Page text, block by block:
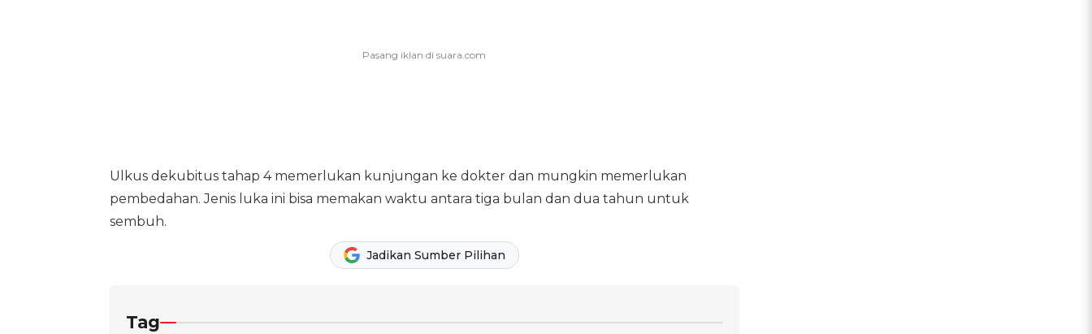
Ulkus dekubitus tahap 4 memerlukan kunjungan ke dokter dan mungkin memerlukan
pembedahan. Jenis luka ini bisa memakan waktu antara tiga bulan dan dua tahun untuk
sembuh.
Jadikan Sumber Pilihan
Tag